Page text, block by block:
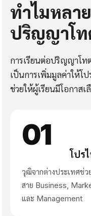
ทำไมหลา
ปริญญาโท
การเรียนต่อปริญญาโท
เป็นการเพิ่มมูลค่าให้โ
ช่วยให้ผู้เรียนมีโอกาส
01
โปร
วุฒิจากต่างประเทศช่
สาย Business,
และ Management